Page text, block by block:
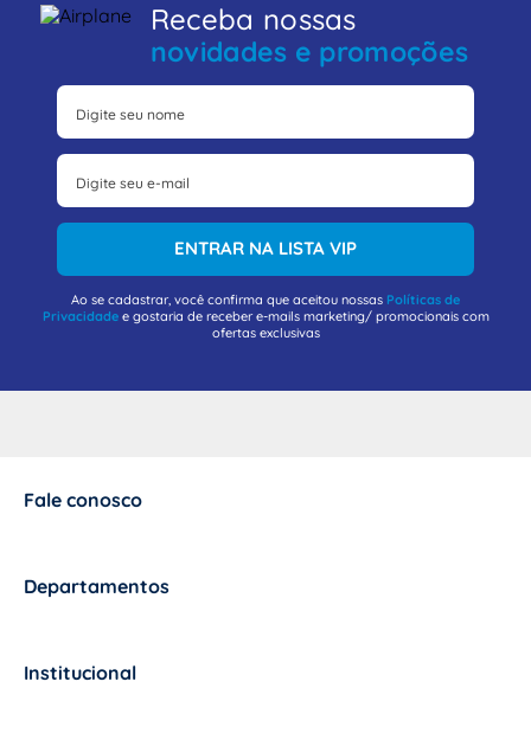
Receba nossas
novidades e promoções
ENTRAR NA LISTA VIP
Ao se cadastrar, você confirma que aceitou nossas Políticas de
Privacidadee gostaria de receber e-mails marketing/ promocionais com
ofertas exclusivas
Fale conosco
Departamentos
Institucional